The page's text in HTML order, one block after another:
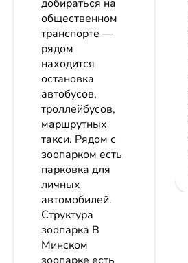
добираться на
общественном
транспорте —
рядом
находится
остановка
автобусов,
троллейбусов,
маршрутных
такси. Рядом с
зоопарком есть
парковка для
личных
автомобилей.
Структура
зоопарка В
Минском